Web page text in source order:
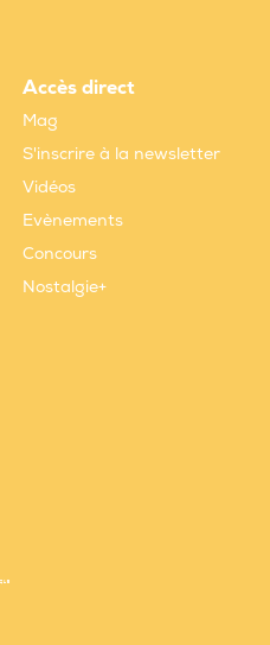
Accès direct
Mag
S'inscrire à la newsletter
Vidéos
Evènements
Concours
Nostalgie+